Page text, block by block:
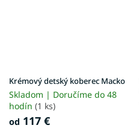
Krémový detský koberec Macko
Skladom | Doručíme do 48
hodín (1 ks)
od 117 €